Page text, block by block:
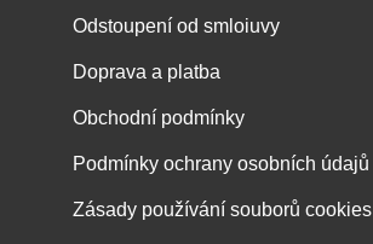
Odstoupení od smloiuvy
Doprava a platba
Obchodní podmínky
Podmínky ochrany osobních údajů
Zásady používání souborů cookies